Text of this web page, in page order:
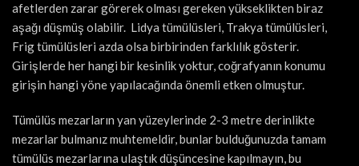
afetlerden zarar görerek olması gereken yükseklikten biraz
aşağı düşmüş olabilir. Lidya tümülüsleri, Trakya tümülüsleri,
Frig tümülüsleri azda olsa birbirinden farklılık gösterir.
Girişlerde her hangi bir kesinlik yoktur, coğrafyanın konumu
girişin hangi yöne yapılacağında önemli etken olmuştur.
Tümülüs mezarların yan yüzeylerinde 2-3 metre derinlikte
mezarlar bulmanız muhtemeldir, bunlar bulduğunuzda tamam
tümülüs mezarlarına ulaştık düşüncesine kapılmayın, bu